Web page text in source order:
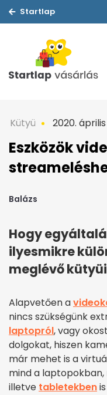
Startlap
Kütyü 2020. április
Eszközök
Balázs
Hogy
ilyesmikre
meglévő
Alapvetően a
nincs szükségünk
laptopról, vagy
dolgokat, hiszen
már mehet is a
mind a
illetve tabletekben